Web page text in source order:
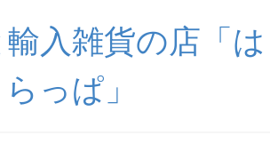
入雑貨の店「は
らっぱ」